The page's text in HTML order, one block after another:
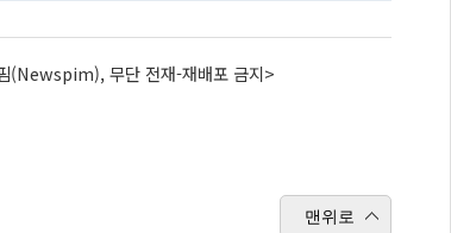
(Newspim), 무단 전재-재배포 금지>
맨위로